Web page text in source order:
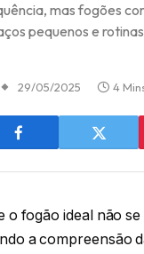
mas fogões
pequenos e
29/05/2025 4
o fogão ideal não
a compreensão